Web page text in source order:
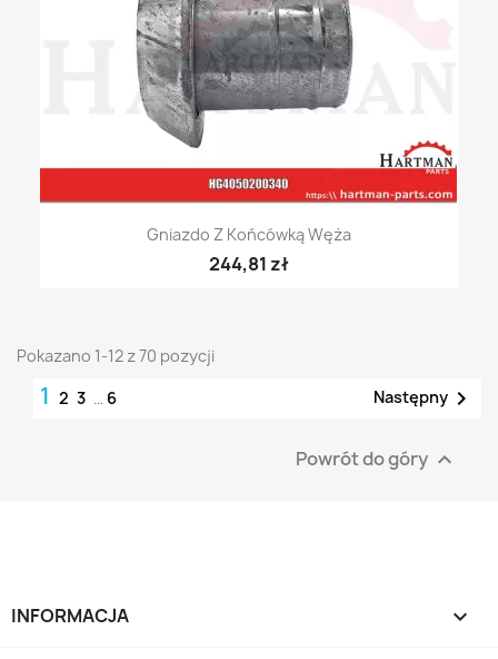
Gniazdo Z Końcówką Węża
244,81 zł
Pokazano 1-12 z 70 pozycji
1 2 3 … 6 Następny 
Powrót do góry 
INFORMACJA 